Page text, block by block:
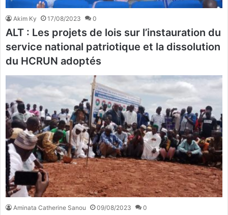
Akim Ky 17/08/2023 0
ALT : Les projets de lois sur l’instauration du
service national patriotique et la dissolution
du HCRUN adoptés
Aminata Catherine Sanou 09/08/2023 0